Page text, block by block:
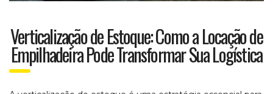
Verticalização de Estoque: Como a Locação de
Empilhadeira Pode Transformar Sua Logística